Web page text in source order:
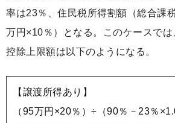
率は23％、住民税所得割額（総合課
万円×10％）となる。このケースで
控除上限額は以下のようになる。
【譲渡所得あり】
（95万円×20％）÷（90％－23％